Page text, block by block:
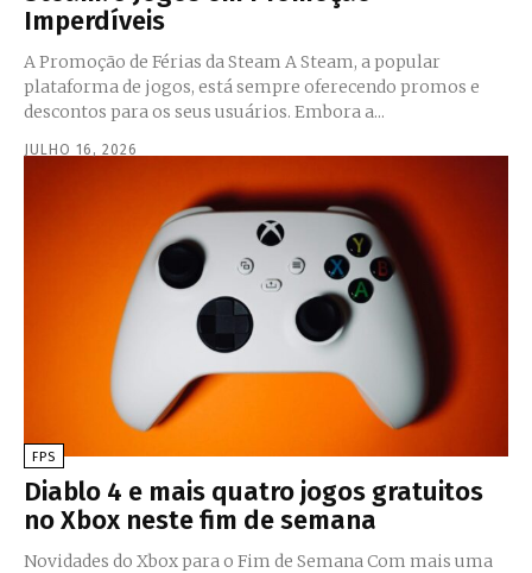
Imperdíveis
A Promoção de Férias da Steam A Steam, a popular
plataforma de jogos, está sempre oferecendo promos e
descontos para os seus usuários. Embora a...
JULHO 16, 2026
FPS
Diablo 4 e mais quatro jogos gratuitos
no Xbox neste fim de semana
Novidades do Xbox para o Fim de Semana Com mais uma